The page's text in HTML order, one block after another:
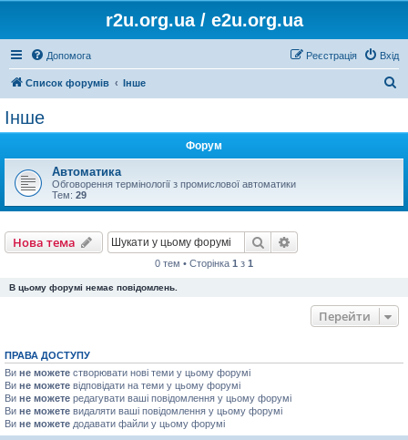
r2u.org.ua / e2u.org.ua
Допомога Вхід
Реєстрація
Список форумів Інше
Інше
Форум
Автоматика
Обговорення термінології з промислової автоматики
Тем: 29
Нова тема Пошук
0 тем • Сторінка 1 з 1
В цьому форумі немає повідомлень.
Перейти
ПРАВА ДОСТУПУ
Ви не можете створювати нові теми у цьому форумі
Ви не можете відповідати на теми у цьому форумі
Ви не можете редагувати ваші повідомлення у цьому форумі
Ви не можете видаляти ваші повідомлення у цьому форумі
Ви не можете додавати файли у цьому форумі